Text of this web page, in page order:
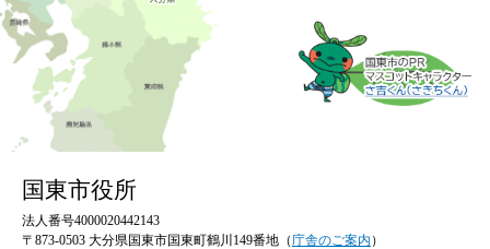
国東市役所
法人番号4000020442143
〒873-0503 大分県国東市国東町鶴川149番地（ 庁舎のご案内 ）